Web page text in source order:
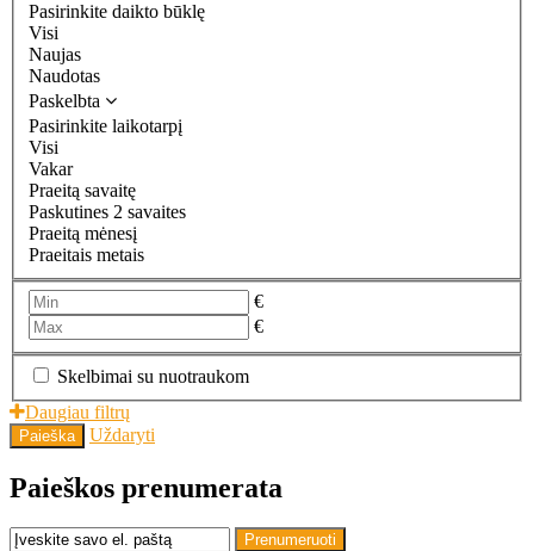
Pasirinkite daikto būklę
Visi
Naujas
Naudotas
Paskelbta
Pasirinkite laikotarpį
Visi
Vakar
Praeitą savaitę
Paskutines 2 savaites
Praeitą mėnesį
Praeitais metais
€
€
Skelbimai su nuotraukom
Daugiau filtrų
Paieška Uždaryti
Paieškos prenumerata
Prenumeruoti